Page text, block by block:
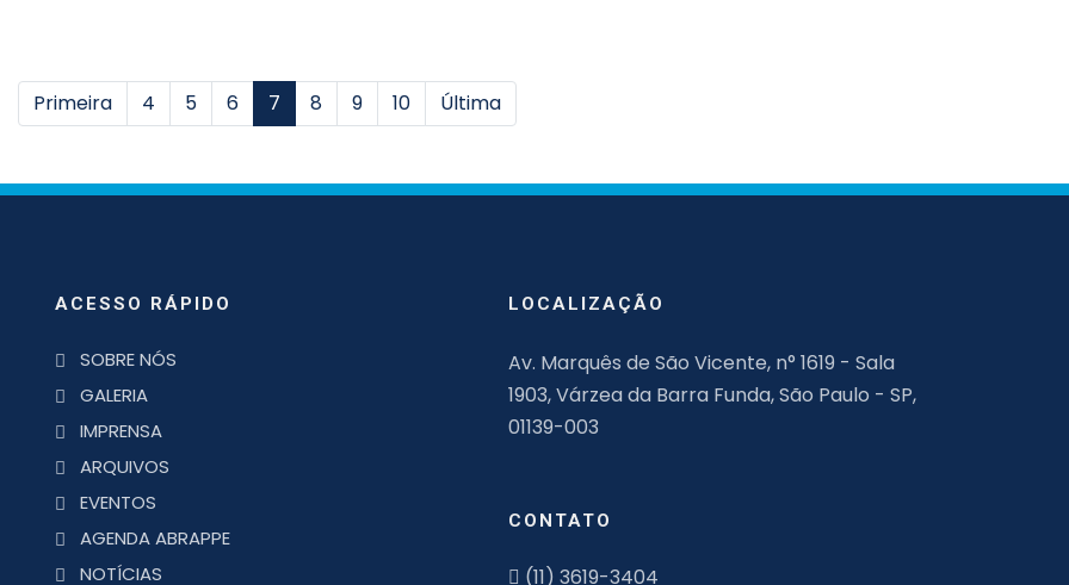
Primeira 4 5 6 7 8 9 10 Última
ACESSO RÁPIDO
SOBRE NÓS
GALERIA
IMPRENSA
ARQUIVOS
EVENTOS
AGENDA ABRAPPE
NOTÍCIAS
LOCALIZAÇÃO
Av. Marquês de São Vicente, n° 1619 - Sala
1903, Várzea da Barra Funda, São Paulo - SP,
01139-003
CONTATO
(11) 3619-3404